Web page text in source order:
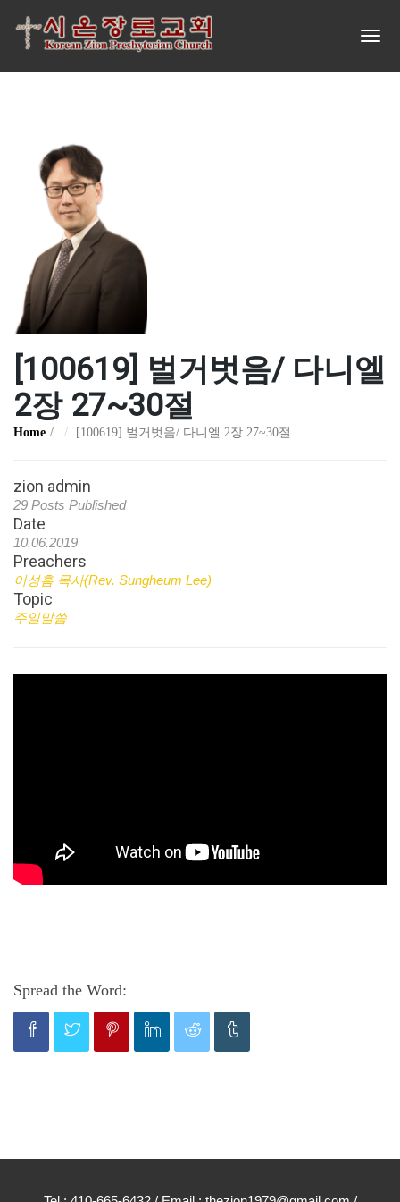
[100619] 벌거벗음/ 다니엘
2장 27~30절
Home [100619] 벌거벗음/ 다니엘 2장 27~30절
zion admin
29 Posts Published
Date
10.06.2019
Preachers
이성흠 목사(Rev. Sungheum Lee)
Topic
주일말씀
Spread the Word: